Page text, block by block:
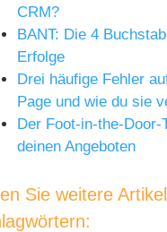
CRM?
BANT: Die 4
Erfolge
Drei häufige Fehler
Page und wie du sie
Der Foot-in-the-
deinen Angeboten
Sie weitere